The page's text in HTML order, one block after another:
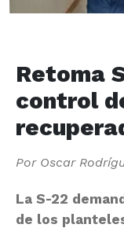
Retoma
control
Por Oscar
La S-22
de los